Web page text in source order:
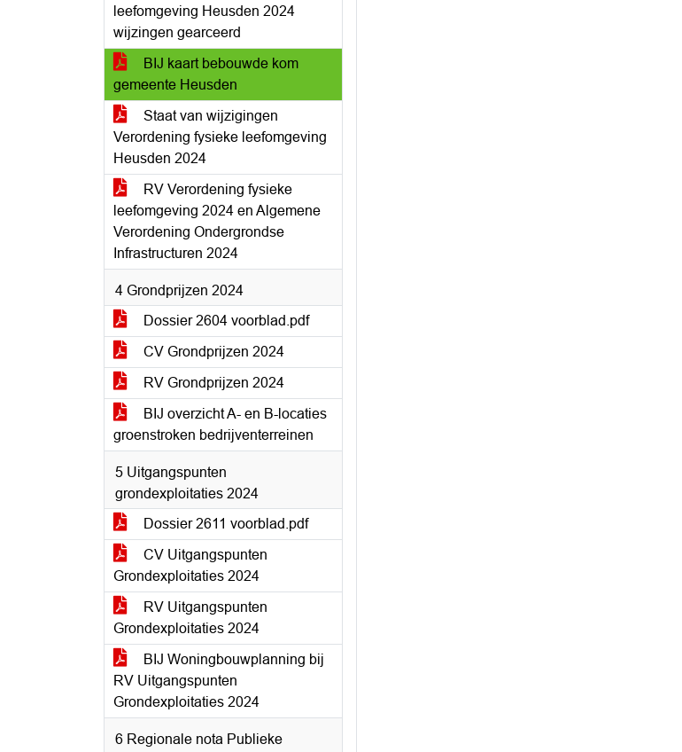
leefomgeving Heusden 2024
wijzingen gearceerd
BIJ kaart bebouwde kom
gemeente Heusden
Staat van wijzigingen
Verordening fysieke leefomgeving
Heusden 2024
RV Verordening fysieke
leefomgeving 2024 en Algemene
Verordening Ondergrondse
Infrastructuren 2024
4 Grondprijzen 2024
Dossier 2604 voorblad.pdf
CV Grondprijzen 2024
RV Grondprijzen 2024
BIJ overzicht A- en B-locaties
groenstroken bedrijventerreinen
5 Uitgangspunten
grondexploitaties 2024
Dossier 2611 voorblad.pdf
CV Uitgangspunten
Grondexploitaties 2024
RV Uitgangspunten
Grondexploitaties 2024
BIJ Woningbouwplanning bij
RV Uitgangspunten
Grondexploitaties 2024
6 Regionale nota Publieke